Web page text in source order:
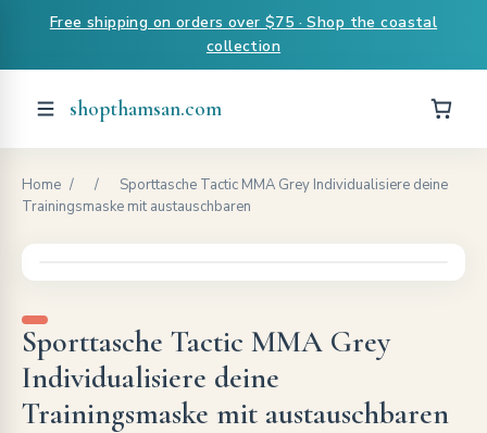
Free shipping on orders over $75 · Shop the coastal
collection
shopthamsan.com
Home / /
Sporttasche Tactic MMA Grey Individualisiere deine
Trainingsmaske mit austauschbaren
Sporttasche Tactic MMA Grey
Individualisiere deine
Trainingsmaske mit austauschbaren